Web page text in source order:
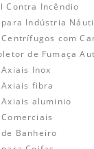
Contra Incêndio
Indústria
com
de Fumaça
Inox
fibra
aluminio
Banheiro